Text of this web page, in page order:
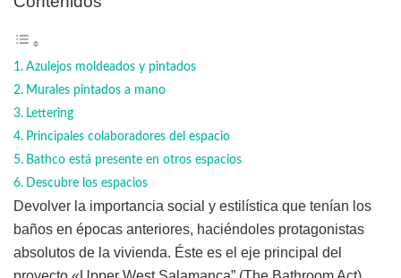
Azulejos moldeados y pintados
Murales pintados a mano
Lettering
Principales colaboradores del espacio
Bathco está presente en otros espacios
Descubre los espacios
Devolver la importancia social y estilística que tenían los
baños en épocas anteriores, haciéndoles protagonistas
absolutos de la vivienda. Éste es el eje principal del